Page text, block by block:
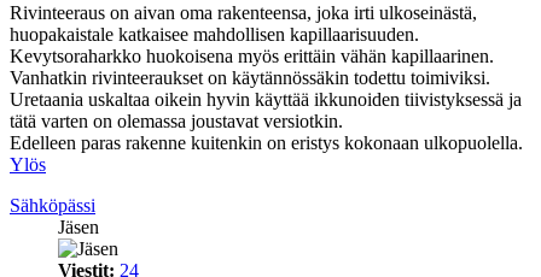
Rivinteeraus on aivan oma rakenteensa, joka irti ulkoseinästä,
huopakaistale katkaisee mahdollisen kapillaarisuuden.
Kevytsoraharkko huokoisena myös erittäin vähän kapillaarinen.
Vanhatkin rivinteeraukset on käytännössäkin todettu toimiviksi.
Uretaania uskaltaa oikein hyvin käyttää ikkunoiden tiivistyksessä ja
tätä varten on olemassa joustavat versiotkin.
Edelleen paras rakenne kuitenkin on eristys kokonaan ulkopuolella.
Ylös
Sähköpässi
Jäsen
Viestit: 24